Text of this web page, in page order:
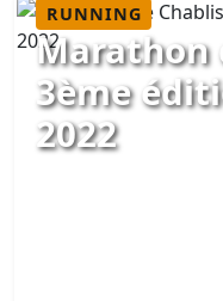
RUNNING
Marathon
3ème
2022